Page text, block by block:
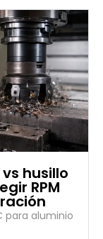
husillo
RPM
para aluminio